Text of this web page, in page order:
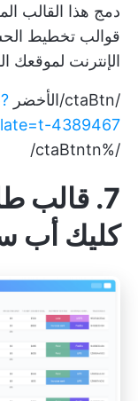
دمج هذا القالب
قوالب تخطيط
الإنترنت لموقعك
/ctaBtn/الأخضر
4389467
/%ctaBtntn/
7. قالب
كليك أب